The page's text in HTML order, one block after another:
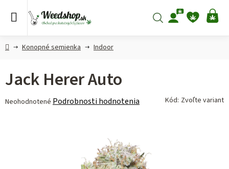
Hľadať
DomovKonopné semienka Indoor
Jack Herer Auto
Priemerné
Neohodnotené Podrobnosti hodnotenia Kód: Zvoľte variant